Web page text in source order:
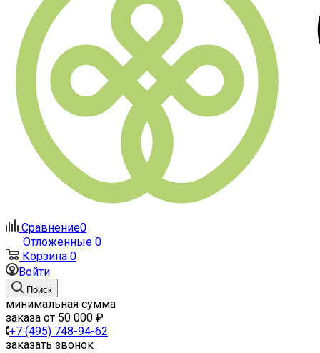
Сравнение0
Отложенные 0
Корзина 0
Войти
Поиск
минимальная сумма
заказа от 50 000 ₽
+7 (495) 748-94-62
заказать звонок